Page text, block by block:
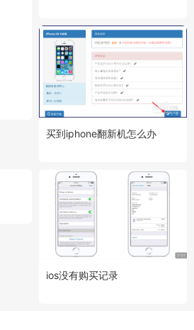
买到iphone翻新机怎么办
ios没有购买记录